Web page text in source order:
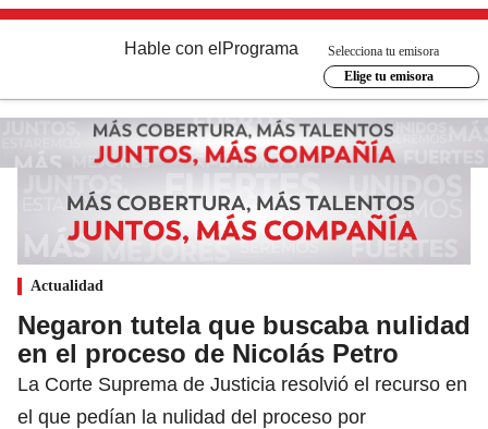
Hable con el Programa
Selecciona tu emisora
Elige tu emisora
Actualidad
Negaron tutela que buscaba nulidad
en el proceso de Nicolás Petro
La Corte Suprema de Justicia resolvió el recurso en
el que pedían la nulidad del proceso por